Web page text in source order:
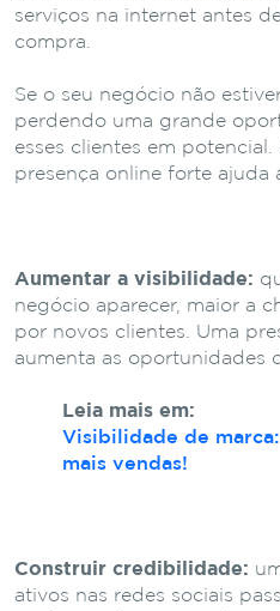
serviços na internet antes
compra.
Se o seu negócio não
perdendo uma grande
esses clientes em
presença online forte ajuda
Aumentar a visibilidade:
negócio aparecer, maior a
por novos clientes. Uma
aumenta as oportunidades
Leia mais em:
Visibilidade de
mais vendas!
Construir credibilidade:
ativos nas redes sociais